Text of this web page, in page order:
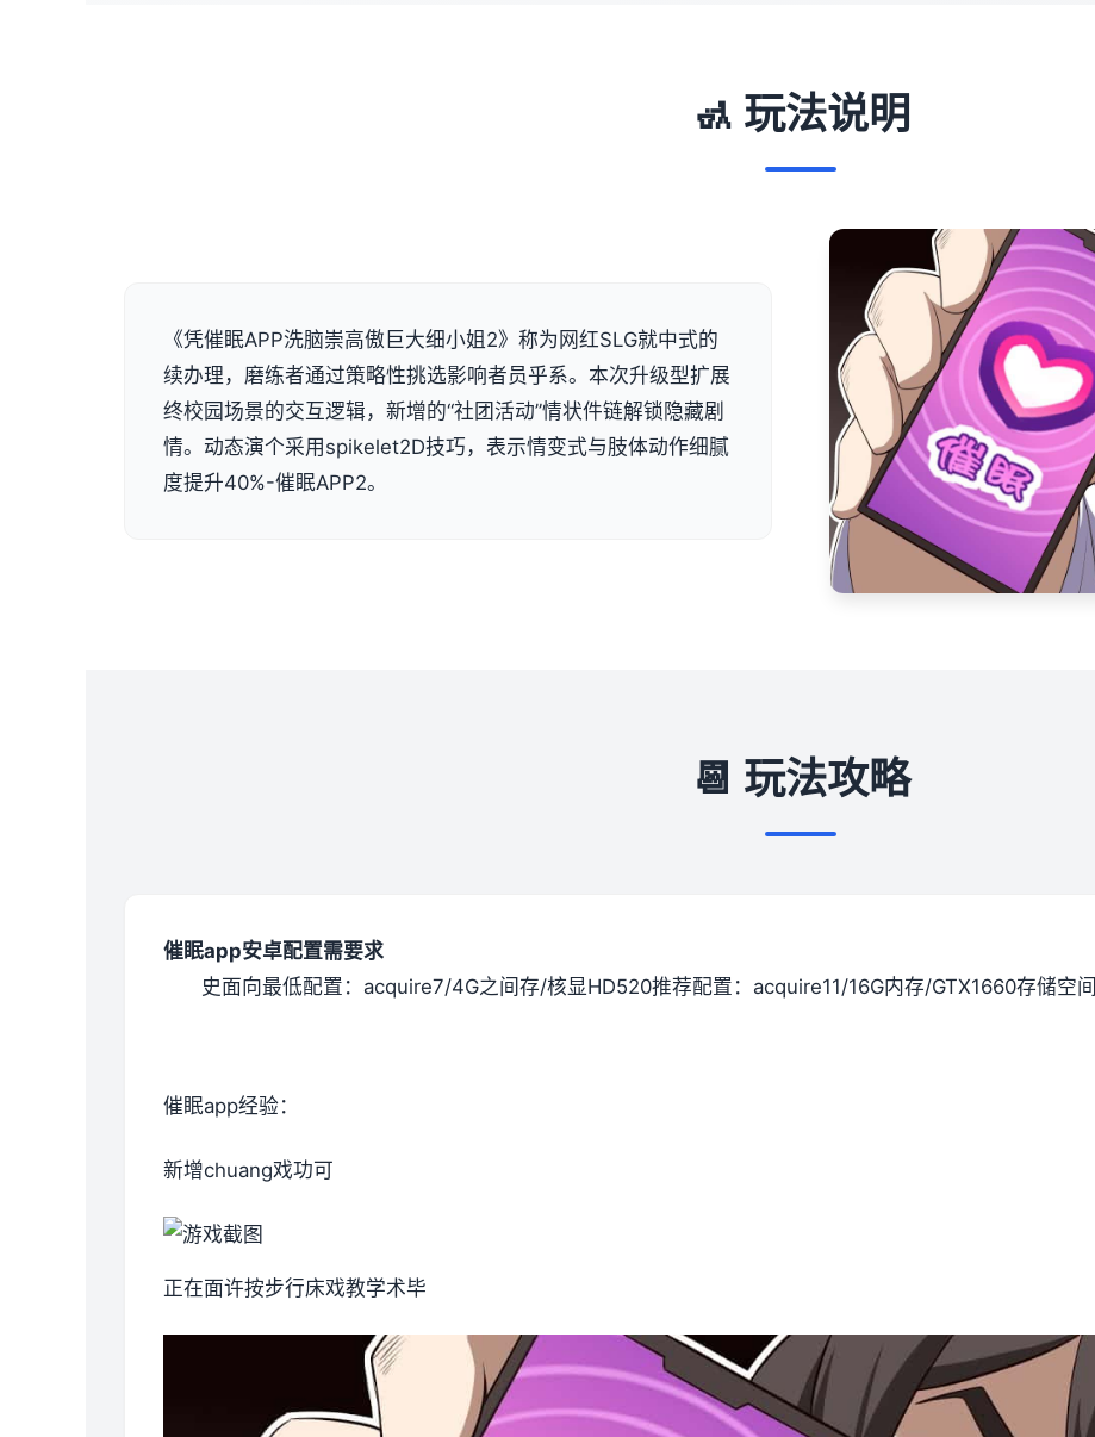
🚮 玩法说明
《凭催眠APP洗脑崇高傲巨大细小姐2》称为网红SLG就中式的
续办理，磨练者通过策略性挑选影响者员乎系。本次升级型扩展
终校园场景的交互逻辑，新增的“社团活动”情状件链解锁隐藏剧
情。动态演个采用spikelet2D技巧，表示情变式与肢体动作细腻
度提升40%-催眠APP2。
📆 玩法攻略
催眠app安卓配置需要求
​史面向最低配置​ ​：acquire7/4G之间存/核显HD520​推荐配置​ ​：acquire11/16G内存/GTX1660​存储空间​
催眠app经验：
新增chuang戏功可
正在面许按步行床戏教学术毕